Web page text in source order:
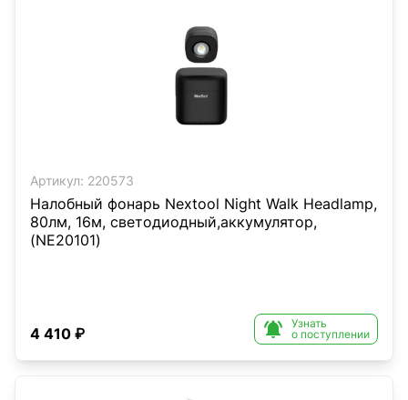
Артикул: 220573
Налобный фонарь Nextool Night Walk Headlamp,
80лм, 16м, светодиодный,аккумулятор,
(NE20101)
4 410 ₽ 
Узнать
о поступлении